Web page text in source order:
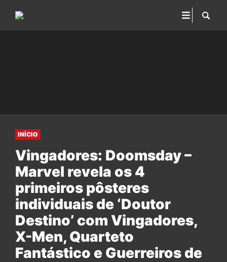
INÍCIO
Vingadores: Doomsday –
Marvel revela os 4
primeiros pôsteres
individuais de ‘Doutor
Destino’ com Vingadores,
X-Men, Quarteto
Fantástico e Guerreiros de